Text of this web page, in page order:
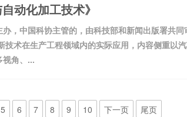
动化加工技术》
，中国科协主管的，由科技部和新闻出版署共
术在生产工程领域内的实际应用，内容侧重以
视角、...
5 6 7 8 9 10 下一页 尾页